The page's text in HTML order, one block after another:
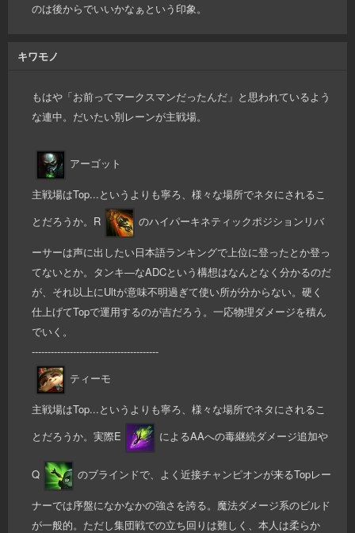
のは後からでいいかなぁという印象。
キワモノ
もはや「お前ってマークスマンだったんだ」と思われているよう
な連中。だいたい別レーンが主戦場。
アーゴット
主戦場はTop...というよりも寧ろ、様々な場所でネタにされるこ
とだろうか。R
のハイパーキネティックポジションリバ
ーサーは声に出したい日本語ランキングで上位に登ったとか登っ
てないとか。タンキ―なADCという構想はなんとなく分かるのだ
が、それ以上にUltが意味不明過ぎて使い所が分からない。硬く
仕上げてTopで運用するのが吉だろう。一応物理ダメージを積ん
でいく。
----------------------------------------
ティーモ
主戦場はTop...というよりも寧ろ、様々な場所でネタにされるこ
とだろうか。実際E
によるAAへの毒継続ダメージ追加や
Q のブラインドで、よく近接チャンピオンが来るTopレー
ナーでは序盤になかなかの強さを誇る。魔法ダメージ系のビルド
が一般的。ただし集団戦での立ち回りは難しく、本人は柔らか